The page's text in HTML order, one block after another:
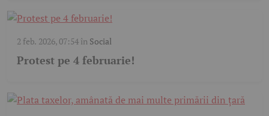
2 feb. 2026, 07:54în Social
Protest pe 4 februarie!